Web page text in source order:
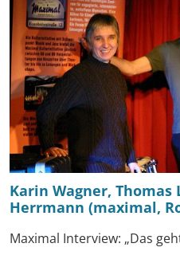
Karin Wagner, Thomas
Herrmann (maximal,
Maximal Interview: „Das